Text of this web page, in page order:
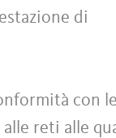
di
con
reti alle